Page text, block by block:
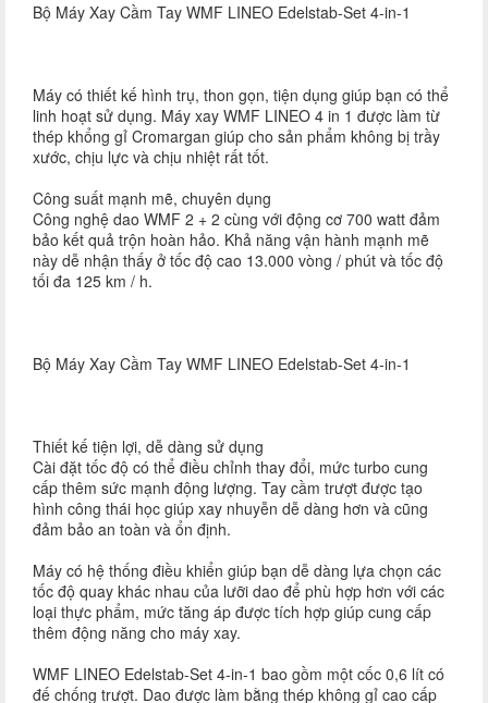
Bộ Máy Xay Cầm Tay WMF LINEO Edelstab-Set 4-in-1
Máy có thiết kế hình trụ, thon gọn, tiện dụng giúp bạn có thể
linh hoạt sử dụng. Máy xay WMF LINEO 4 in 1 được làm từ
thép khổng gỉ Cromargan giúp cho sản phẩm không bị trầy
xước, chịu lực và chịu nhiệt rất tốt.
Công suất mạnh mẽ, chuyên dụng
Công nghệ dao WMF 2 + 2 cùng với động cơ 700 watt đảm
bảo kết quả trộn hoàn hảo. Khả năng vận hành mạnh mẽ
này dễ nhận thấy ở tốc độ cao 13.000 vòng / phút và tốc độ
tối đa 125 km / h.
Bộ Máy Xay Cầm Tay WMF LINEO Edelstab-Set 4-in-1
Thiết kế tiện lợi, dễ dàng sử dụng
Cài đặt tốc độ có thể điều chỉnh thay đổi, mức turbo cung
cấp thêm sức mạnh động lượng. Tay cầm trượt được tạo
hình công thái học giúp xay nhuyễn dễ dàng hơn và cũng
đảm bảo an toàn và ổn định.
Máy có hệ thống điều khiển giúp bạn dễ dàng lựa chọn các
tốc độ quay khác nhau của lưỡi dao để phù hợp hơn với các
loại thực phẩm, mức tăng áp được tích hợp giúp cung cấp
thêm động năng cho máy xay.
WMF LINEO Edelstab-Set 4-in-1 bao gồm một cốc 0,6 lít có
đế chống trượt. Dao được làm bằng thép không gỉ cao cấp